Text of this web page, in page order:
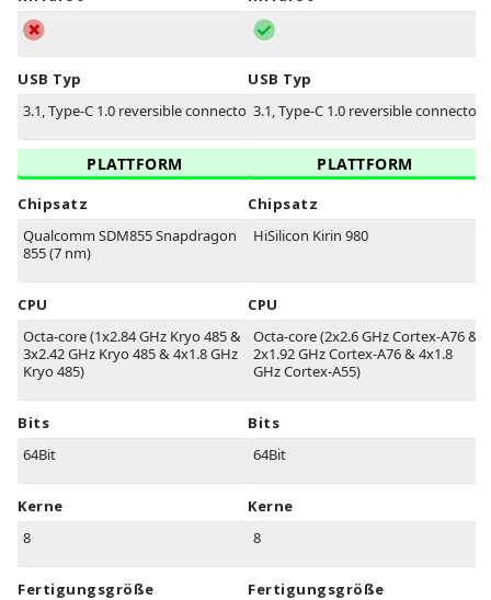
USB Typ
3.1, Type-C 1.0 reversible connector
PLATTFORM
Chipsatz
Qualcomm SDM855 Snapdragon
855 (7 nm)
CPU
Octa-core (1x2.84 GHz Kryo 485 &
3x2.42 GHz Kryo 485 & 4x1.8 GHz
Kryo 485)
Bits
64Bit
Kerne
8
Fertigungsgröße
USB Typ
3.1, Type-C 1.0 reversible connector
PLATTFORM
Chipsatz
HiSilicon Kirin 980
CPU
Octa-core (2x2.6 GHz Cortex-A76 &
2x1.92 GHz Cortex-A76 & 4x1.8
GHz Cortex-A55)
Bits
64Bit
Kerne
8
Fertigungsgröße